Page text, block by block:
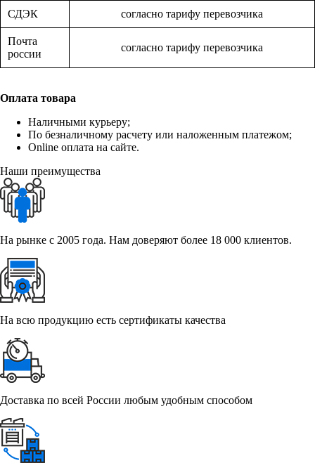
СДЭК согласно тарифу перевозчика
Почта
россии
согласно тарифу перевозчика
Оплата товара
Наличными курьеру;
По безналичному расчету или наложенным платежом;
Online оплата на сайте.
Наши преимущества
На рынке с 2005 года. Нам доверяют более 18 000 клиентов.
На всю продукцию есть сертификаты качества
Доставка по всей России любым удобным способом